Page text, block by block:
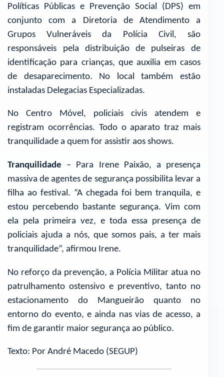
Políticas Públicas e Prevenção Social (DPS) em
conjunto com a Diretoria de Atendimento a
Grupos Vulneráveis da Polícia Civil, são
responsáveis pela distribuição de pulseiras de
identificação para crianças, que auxilia em casos
de desaparecimento. No local também estão
instaladas Delegacias Especializadas.
No Centro Móvel, policiais civis atendem e
registram ocorrências. Todo o aparato traz mais
tranquilidade a quem for assistir aos shows.
Tranquilidade – Para Irene Paixão, a presença
massiva de agentes de segurança possibilita levar a
filha ao festival. “A chegada foi bem tranquila, e
estou percebendo bastante segurança. Vim com
ela pela primeira vez, e toda essa presença de
policiais ajuda a nós, que somos pais, a ter mais
tranquilidade”, afirmou Irene.
No reforço da prevenção, a Polícia Militar atua no
patrulhamento ostensivo e preventivo, tanto no
estacionamento do Mangueirão quanto no
entorno do evento, e ainda nas vias de acesso, a
fim de garantir maior segurança ao público.
Texto: Por André Macedo (SEGUP)